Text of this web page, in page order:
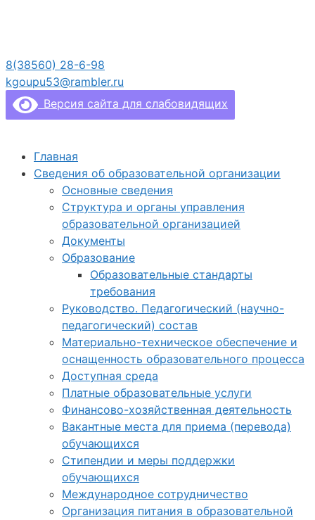
8(38560) 28-6-98
kgoupu53@rambler.ru
Версия сайта для слабовидящих
Главная
Сведения об образовательной организации
Основные сведения
Структура и органы управления
образовательной организацией
Документы
Образование
Образовательные стандарты
требования
Руководство. Педагогический (научно-
педагогический) состав
Материально-техническое обеспечение и
оснащенность образовательного процесса
Доступная среда
Платные образовательные услуги
Финансово-хозяйственная деятельность
Вакантные места для приема (перевода)
обучающихся
Стипендии и меры поддержки
обучающихся
Международное сотрудничество
Организация питания в образовательной